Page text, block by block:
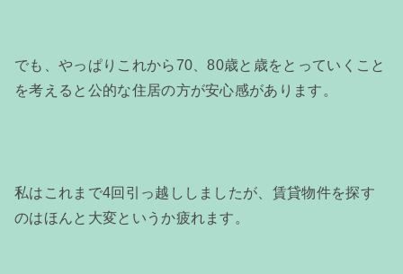
でも、やっぱりこれから70、80歳と歳をとっていくこと
を考えると公的な住居の方が安心感があります。
私はこれまで4回引っ越ししましたが、賃貸物件を探す
のはほんと大変というか疲れます。